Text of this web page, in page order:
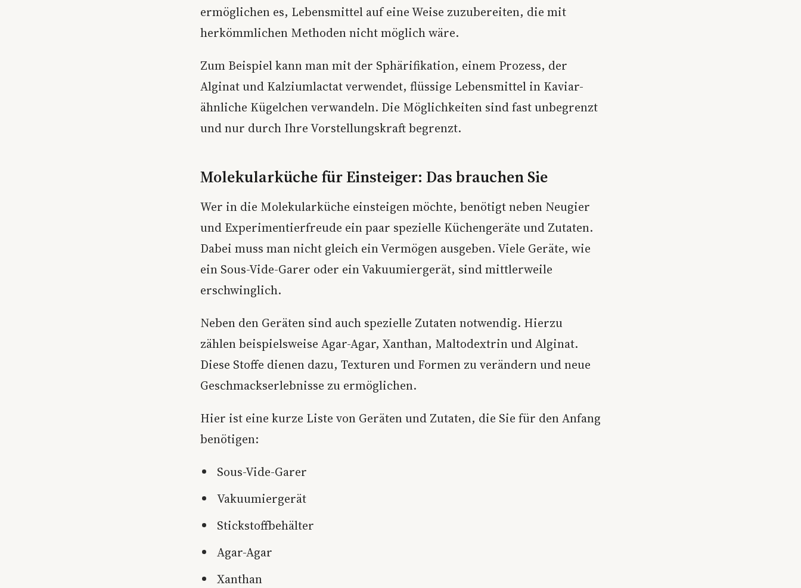
ermöglichen es, Lebensmittel auf eine Weise zuzubereiten, die mit
herkömmlichen Methoden nicht möglich wäre.
Zum Beispiel kann man mit der Sphärifikation, einem Prozess, der
Alginat und Kalziumlactat verwendet, flüssige Lebensmittel in Kaviar-
ähnliche Kügelchen verwandeln. Die Möglichkeiten sind fast unbegrenzt
und nur durch Ihre Vorstellungskraft begrenzt.
Molekularküche für Einsteiger: Das brauchen Sie
Wer in die Molekularküche einsteigen möchte, benötigt neben Neugier
und Experimentierfreude ein paar spezielle Küchengeräte und Zutaten.
Dabei muss man nicht gleich ein Vermögen ausgeben. Viele Geräte, wie
ein Sous-Vide-Garer oder ein Vakuumiergerät, sind mittlerweile
erschwinglich.
Neben den Geräten sind auch spezielle Zutaten notwendig. Hierzu
zählen beispielsweise Agar-Agar, Xanthan, Maltodextrin und Alginat.
Diese Stoffe dienen dazu, Texturen und Formen zu verändern und neue
Geschmackserlebnisse zu ermöglichen.
Hier ist eine kurze Liste von Geräten und Zutaten, die Sie für den Anfang
benötigen:
Sous-Vide-Garer
Vakuumiergerät
Stickstoffbehälter
Agar-Agar
Xanthan